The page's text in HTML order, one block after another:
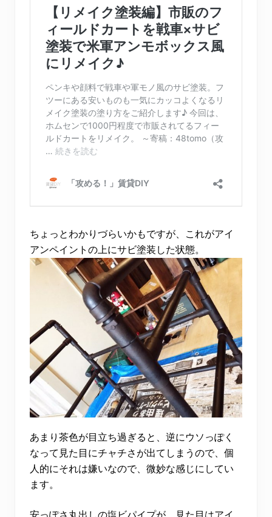
ちょっとわかりづらいかもですが、これがアイ
アンペイントの上にサビ塗装した状態。
あまり茶色が目立ち過ぎると、逆にウソっぽく
なって見た目にチャチさが出てしまうので、個
人的にそれは嫌いなので、微妙な感じにしてい
ます。